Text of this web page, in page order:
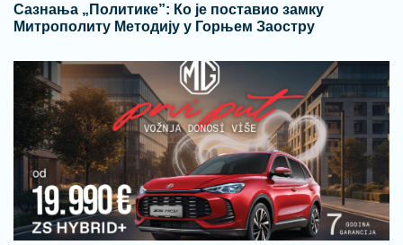
Сазнања „Политике”: Ко је поставио замку
Митрополиту Методију у Горњем Заостру